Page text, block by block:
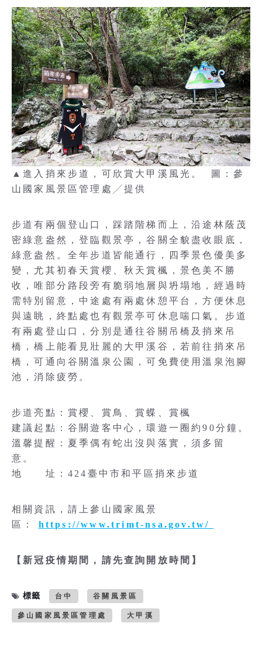
▲進入捎來步道，可欣賞大甲溪風光。 圖：參
山國家風景區管理處╱提供
步道有兩個登山口，踩踏階梯而上，沿途林蔭茂
密綠意盎然，登臨觀景亭，谷關全貌盡收眼底，
綠意盎然。全年步道皆能通行，四季景色優美多
變，尤其初春天賞櫻、秋天賞楓，景色美不勝
收，唯部分路段旁有脆弱地層與坍塌地，經過時
需特別留意，中途處有兩處休憩平台，方便休息
與遠眺，終點處也有觀景亭可休息喘口氣。步道
有兩處登山口，分別是通往谷關吊橋及捎來吊
橋，橋上能看見壯麗的大甲溪谷，若前往捎來吊
橋，可通向谷關溫泉公園，可免費使用溫泉泡腳
池，消除疲勞。
步道亮點：賞櫻、賞鳥、賞蝶、賞楓
建議起點：谷關遊客中心，環遊一圈約90分鐘。
溫馨提醒：夏季偶有蛇出沒與落實，須多留
意。
地 址：424臺中市和平區捎來步道
相關資訊，請上參山國家風景
區： https://www.trimt-nsa.gov.tw/
【新冠疫情期間，請先查詢開放時間】
標籤 台中 谷關風景區
參山國家風景區管理處 大甲溪